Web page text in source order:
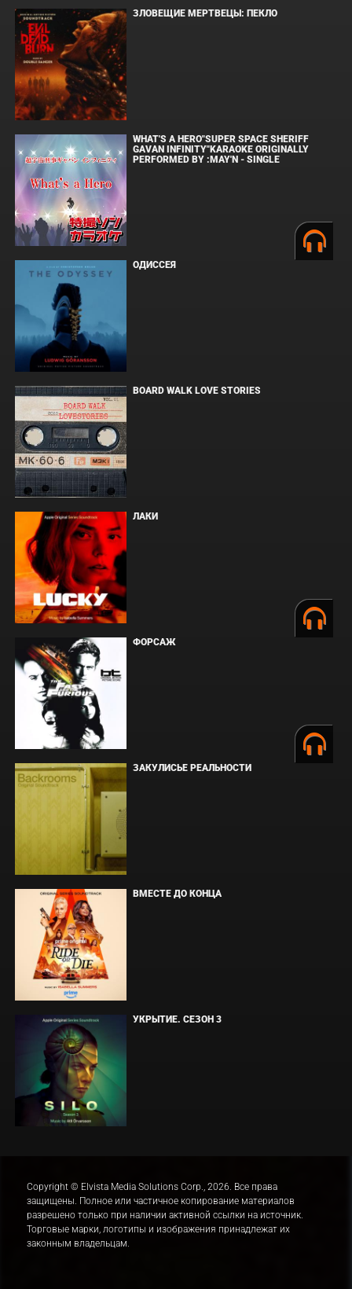
ЗЛОВЕЩИЕ МЕРТВЕЦЫ: ПЕКЛО
WHAT'S A HERO"SUPER SPACE SHERIFF
GAVAN INFINITY"KARAOKE ORIGINALLY
PERFORMED BY :MAY'N - SINGLE
ОДИССЕЯ
BOARD WALK LOVE STORIES
ЛАКИ
ФОРСАЖ
ЗАКУЛИСЬЕ РЕАЛЬНОСТИ
ВМЕСТЕ ДО КОНЦА
УКРЫТИЕ. СЕЗОН 3
Copyright © Elvista Media Solutions Corp., 2026. Все права
защищены. Полное или частичное копирование материалов
разрешено только при наличии активной ссылки на источник.
Торговые марки, логотипы и изображения принадлежат их
законным владельцам.